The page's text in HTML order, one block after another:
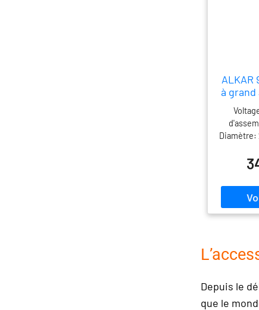
ALKAR
à
Diamètre:
droite:
Depuis le
que le